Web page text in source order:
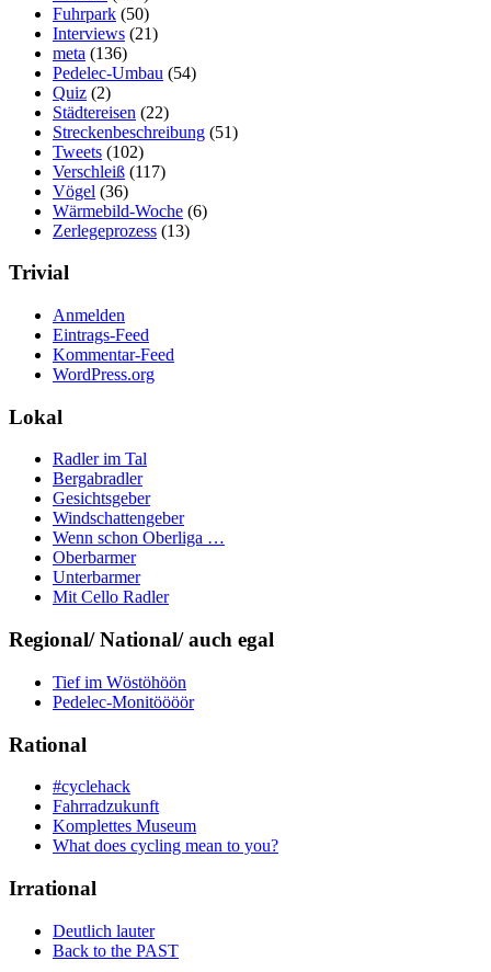
Fuhrpark (50)
Interviews (21)
meta (136)
Pedelec-Umbau (54)
Quiz (2)
Städtereisen (22)
Streckenbeschreibung (51)
Tweets (102)
Verschleiß (117)
Vögel (36)
Wärmebild-Woche (6)
Zerlegeprozess (13)
Trivial
Anmelden
Eintrags-Feed
Kommentar-Feed
WordPress.org
Lokal
Radler im Tal
Bergabradler
Gesichtsgeber
Windschattengeber
Wenn schon Oberliga …
Oberbarmer
Unterbarmer
Mit Cello Radler
Regional/ National/ auch egal
Tief im Wöstöhöön
Pedelec-Monitöööör
Rational
#cyclehack
Fahrradzukunft
Komplettes Museum
What does cycling mean to you?
Irrational
Deutlich lauter
Back to the PAST